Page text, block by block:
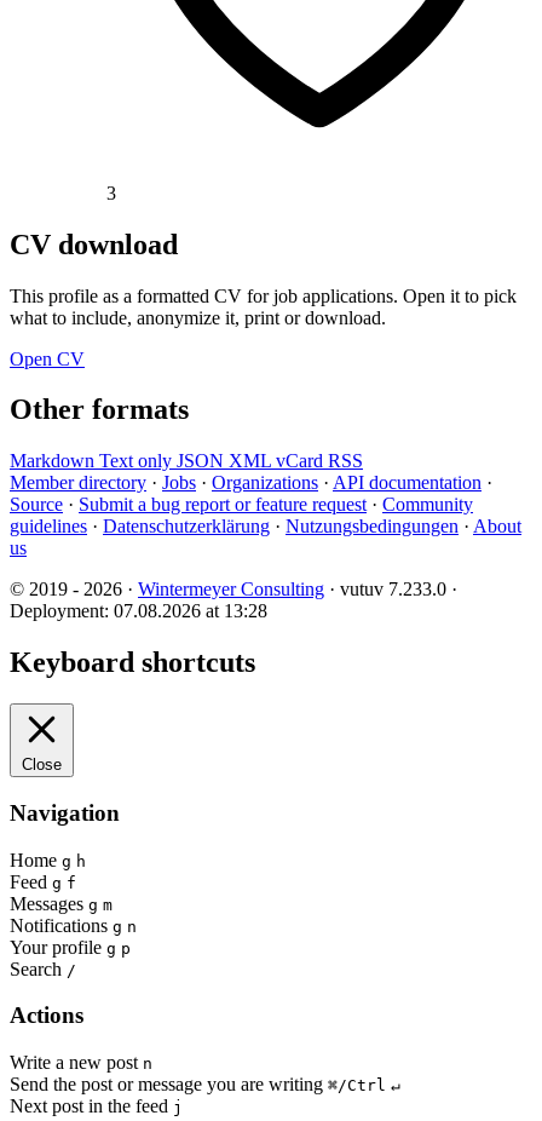
3
CV download
This profile as a formatted CV for job applications. Open it to pick
what to include, anonymize it, print or download.
Open CV
Other formats
Markdown Text only JSON XML vCard RSS
Member directory · Jobs · Organizations · API documentation ·
Source · Submit a bug report or feature request · Community
guidelines · Datenschutzerklärung · Nutzungsbedingungen · About
us
© 2019 - 2026 · Wintermeyer Consulting · vutuv 7.233.0 ·
Deployment: 07.08.2026 at 13:28
Keyboard shortcuts
Close
Navigation
Home g h
Feed g f
Messages g m
Notifications g n
Your profile g p
Search /
Actions
Write a new post n
Send the post or message you are writing ⌘/Ctrl ↵
Next post in the feed j